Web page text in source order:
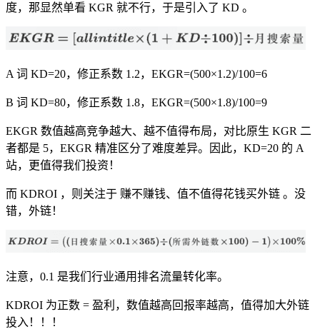
度，那显然单看 KGR 就不行，于是引入了 KD 。
A 词 KD=20，修正系数 1.2，EKGR=(500×1.2)/100=6
B 词 KD=80，修正系数 1.8，EKGR=(500×1.8)/100=9
EKGR 数值越高竞争越大、越不值得布局，对比原生 KGR 二
者都是 5，EKGR 精准区分了难度差异。因此，KD=20 的 A
站，更值得我们投资！
而 KDROI ，则关注于 赚不赚钱、值不值得花钱买外链 。没
错，外链！
注意，0.1 是我们行业通用排名流量转化率。
KDROI 为正数 = 盈利，数值越高回报率越高，值得加大外链
投入！！！